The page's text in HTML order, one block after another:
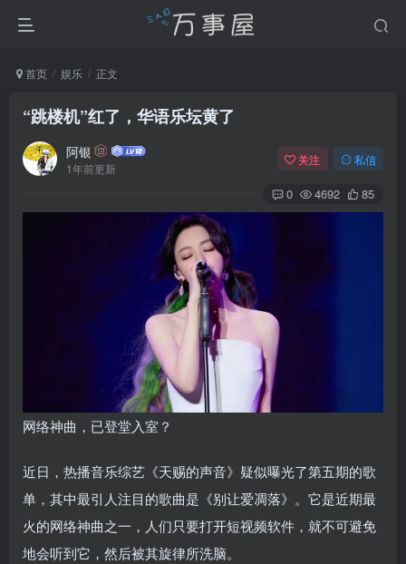
首页 娱乐 正文
“跳楼机”红了，华语乐坛黄了
阿银
1年前更新
关注 私信
0 4692 85
网络神曲，已登堂入室？
近日，热播音乐综艺《天赐的声音》疑似曝光了第五期的歌
单，其中最引人注目的歌曲是《别让爱凋落》。它是近期最
火的网络神曲之一，人们只要打开短视频软件，就不可避免
地会听到它，然后被其旋律所洗脑。